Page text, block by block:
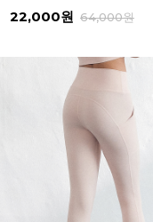
22,000원 64,000원